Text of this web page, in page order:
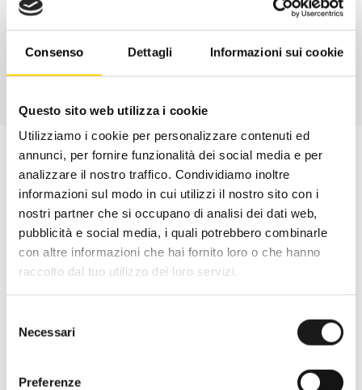
Consenso Dettagli Informazioni sui cookie
Questo sito web utilizza i cookie
Utilizziamo i cookie per personalizzare contenuti ed
annunci, per fornire funzionalità dei social media e per
analizzare il nostro traffico. Condividiamo inoltre
informazioni sul modo in cui utilizzi il nostro sito con i
nostri partner che si occupano di analisi dei dati web,
pubblicità e social media, i quali potrebbero combinarle
con altre informazioni che hai fornito loro o che hanno
raccolto dal tuo utilizzo dei loro servizi.
delNecessari
Preferenze